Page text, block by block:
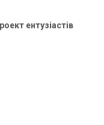
ентузіастів